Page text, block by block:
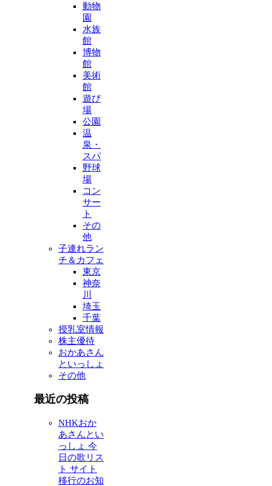
動物
園
水族
館
博物
館
美術
館
遊び
場
公園
温
泉・
スパ
野球
場
コン
サー
ト
その
他
子連れラン
チ＆カフェ
東京
神奈
川
埼玉
千葉
授乳室情報
株主優待
おかあさん
といっしょ
その他
最近の投稿
NHKおか
あさんとい
っしょ 今
日の歌リス
ト サイト
移行のお知